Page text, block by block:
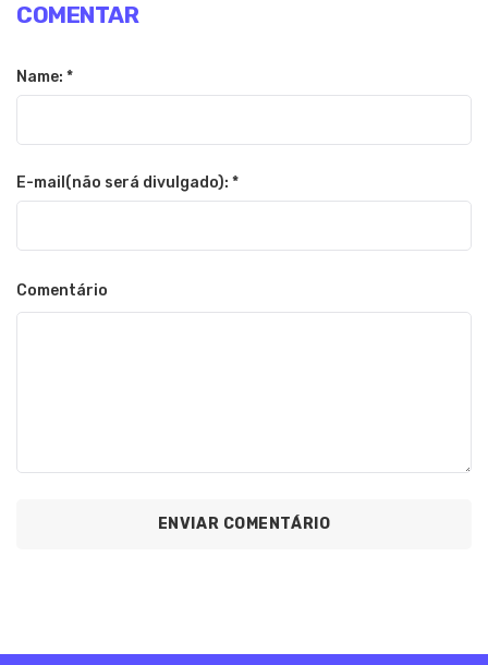
COMENTAR
Name: *
E-mail(não será divulgado): *
Comentário